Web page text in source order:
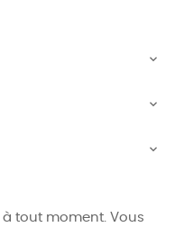



tout moment. Vous